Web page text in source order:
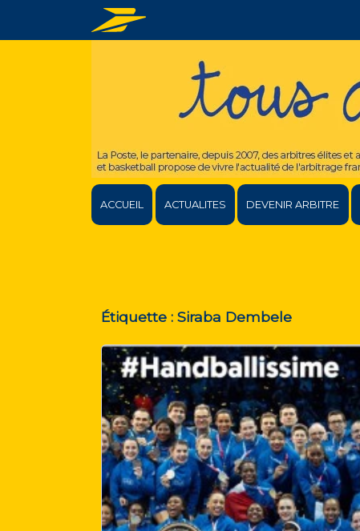
ACCUEIL ACTUALITES DEVENIR ARBITRE
Étiquette : Siraba Dembele